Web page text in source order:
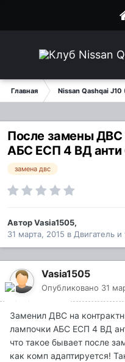
Главная Nissan Qashqai
После замены ДВС
АБС ЕСП 4 ВД анти
замена двс
АвторVasia1505,
31 марта, 2015 в Двигатель и
Vasia1505
Опубликовано 31
Заменил ДВС на
лампочки АБС ЕСП 4 ВД
что такое бывает после
как комп адаптируется!